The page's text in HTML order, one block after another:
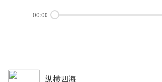
00:00
纵横四海